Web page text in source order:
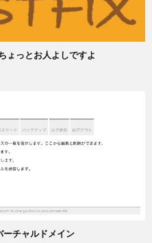
ょっとお人よしですよ
ーチャルドメイン